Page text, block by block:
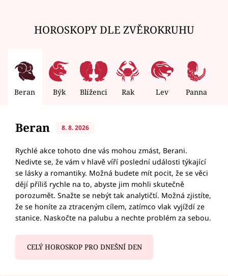
HOROSKOPY DLE ZVĚROKRUHU
Beran Býk Blíženci Rak Lev Panna
Beran 8. 8. 2026
Rychlé akce tohoto dne vás mohou zmást, Berani.
Nedivte se, že vám v hlavě víří poslední události týkající
se lásky a romantiky. Možná budete mít pocit, že se věci
dějí příliš rychle na to, abyste jim mohli skutečně
porozumět. Snažte se nebýt tak analytičtí. Možná zjistíte,
že se honíte za ztraceným cílem, zatímco vlak vyjíždí ze
stanice. Naskočte na palubu a nechte problém za sebou.
CELÝ HOROSKOP PRO DNEŠNÍ DEN